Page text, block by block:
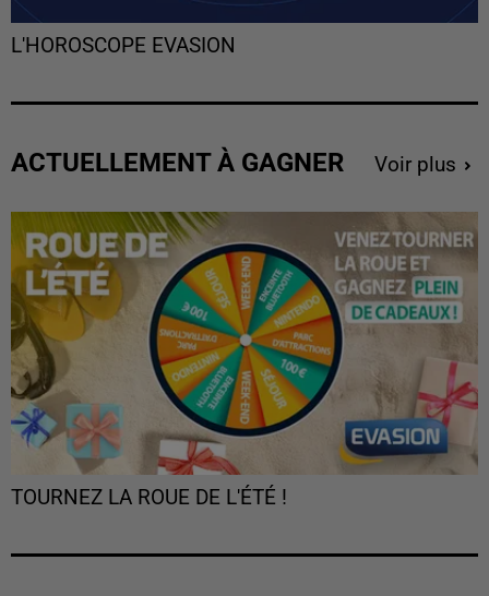
L'HOROSCOPE EVASION
ACTUELLEMENT À GAGNER Voir plus
TOURNEZ LA ROUE DE L'ÉTÉ !